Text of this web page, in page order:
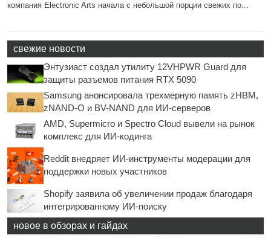
компания Electronic Arts начала с небольшой порции свежих по...
свежие новости
Энтузиаст создал утилиту 12VHPWR Guard для
защиты разъемов питания RTX 5090
Samsung анонсировала трехмерную память zHBM,
zNAND-O и BV-NAND для ИИ-серверов
AMD, Supermicro и Spectro Cloud вывели на рынок
комплекс для ИИ-кодинга
Reddit внедряет ИИ-инструменты модерации для
поддержки новых участников
Shopify заявила об увеличении продаж благодаря
интегрированному ИИ-поиску
новое в обзорах и гайдах